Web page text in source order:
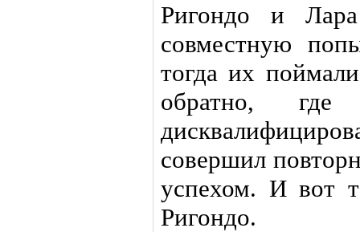
Ригондо и
совместную
тогда их
обратно,
совершил
успехом. И вот
Ригондо.